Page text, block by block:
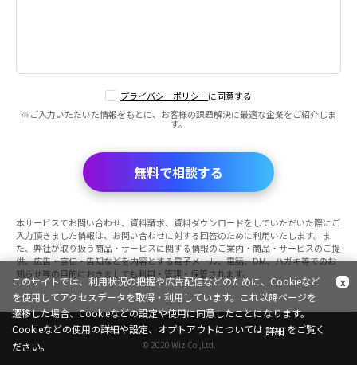
プライバシーポリシーに同意する
※ご入力いただいた情報をもとに、お客様の課題解決に最適な企業をご紹介しま
す。
無料で相談する
本サービスでお問い合わせ、資料請求、資料ダウンロードをしていただいた際にご
入力頂きました情報は、お問い合わせに対する回答のために利用いたします。ま
た、弊社が取り扱う商品・サービスに関する情報のご案内・商品・サービスのご提
供、広告・宣伝・告知などを内容とする電子メール、電話、DM、ハガキ等でのお
知らせ等の目的におきましても利用・管理・保管されます。
© 2020 Wiz Co.,Ltd.
このサイトでは、利用状況の把握や広告配信などのために、Cookieなど
を使用してアクセスデータを取得・利用しています。これ以降ページを
遷移した場合、Cookieなどの設定や使用に同意したことになります。
Cookieなどの使用の詳細や設定、オプトアウトについては詳細
x
をご覧く
ださい。